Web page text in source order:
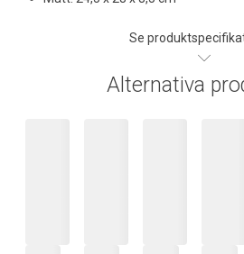
Se
Alternativa